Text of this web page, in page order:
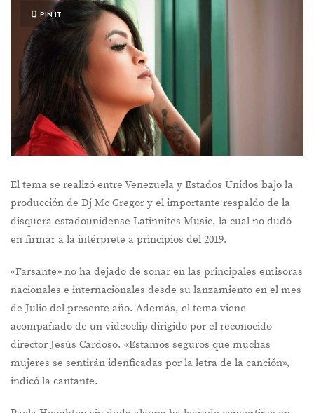
PIN IT
El tema se realizó entre Venezuela y Estados Unidos bajo la
producción de Dj Mc Gregor y el importante respaldo de la
disquera estadounidense Latinnites Music, la cual no dudó
en firmar a la intérprete a principios del 2019.
«Farsante» no ha dejado de sonar en las principales emisoras
nacionales e internacionales desde su lanzamiento en el mes
de Julio del presente año. Además, el tema viene
acompañado de un videoclip dirigido por el reconocido
director Jesús Cardoso. «Estamos seguros que muchas
mujeres se sentirán idenficadas por la letra de la canción»,
indicó la cantante.